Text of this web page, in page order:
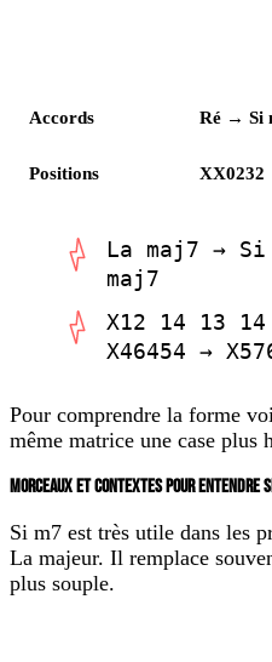
Accords Ré → Si
Positions
La maj7 → Si
maj7
X12 14 13
X46454 →
Pour comprendre la forme
même matrice une case plus
MORCEAUX ET CONTEXTES POUR ENTENDRE
Si m7 est très utile dans les
La majeur. Il remplace
plus souple.